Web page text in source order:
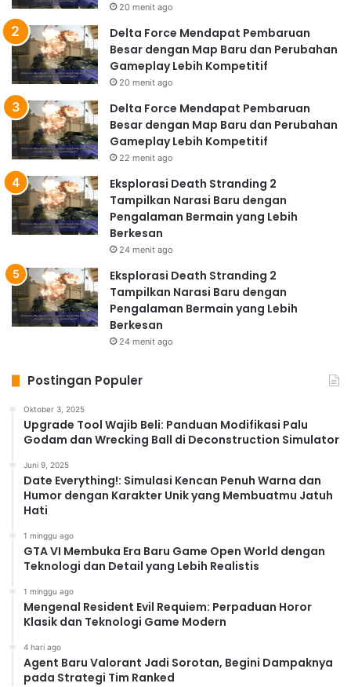
20 menit ago
Delta Force Mendapat Pembaruan
Besar dengan Map Baru dan Perubahan
Gameplay Lebih Kompetitif
20 menit ago
Delta Force Mendapat Pembaruan
Besar dengan Map Baru dan Perubahan
Gameplay Lebih Kompetitif
22 menit ago
Eksplorasi Death Stranding 2
Tampilkan Narasi Baru dengan
Pengalaman Bermain yang Lebih
Berkesan
24 menit ago
Eksplorasi Death Stranding 2
Tampilkan Narasi Baru dengan
Pengalaman Bermain yang Lebih
Berkesan
24 menit ago
Postingan Populer
Oktober 3, 2025
Upgrade Tool Wajib Beli: Panduan Modifikasi Palu
Godam dan Wrecking Ball di Deconstruction Simulator
Juni 9, 2025
Date Everything!: Simulasi Kencan Penuh Warna dan
Humor dengan Karakter Unik yang Membuatmu Jatuh
Hati
1 minggu ago
GTA VI Membuka Era Baru Game Open World dengan
Teknologi dan Detail yang Lebih Realistis
1 minggu ago
Mengenal Resident Evil Requiem: Perpaduan Horor
Klasik dan Teknologi Game Modern
4 hari ago
Agent Baru Valorant Jadi Sorotan, Begini Dampaknya
pada Strategi Tim Ranked